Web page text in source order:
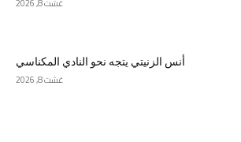
غشت 8, 2026
أنس الزنيتي يتجه نحو النادي المكناسي
غشت 8, 2026